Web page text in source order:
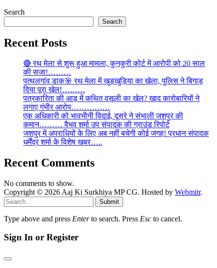
Search
Search
Recent Posts
🔴 रथ मेला से शुरू हुआ मामला, कुनकुरी कोर्ट में आरोपी को 20 साल
की सजा!………
पत्थलगांव डाक🎯 रथ मेला में खुड़खुड़िया का खेला, पुलिस ने बिगाड़
दिया पूरा खेल!………
पत्रकारिता की आड़ में कथित वसूली का खेल? खाद कारोबारियों ने
लगाए गंभीर आरोप……………
एक अधिकारी को भावभीनी विदाई, दूसरे ने संभाली जशपुर की
कमान……… वैभव शर्मा उप संपादक की ग्राउंड रिपोर्ट
जशपुर में अपराधियों के लिए अब नहीं बचेगी कोई जगह! प्रधान संपादक
धर्मेंद्र शर्मा के विशेष खबर…..
Recent Comments
No comments to show.
Copyright © 2026 Aaj Ki Surkhiya MP CG. Hosted by Webmitr.
Submit
Type above and press Enterto search. Press Esc to cancel.
Sign In or Register